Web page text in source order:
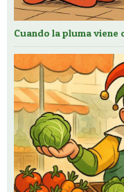
Cuando la pluma